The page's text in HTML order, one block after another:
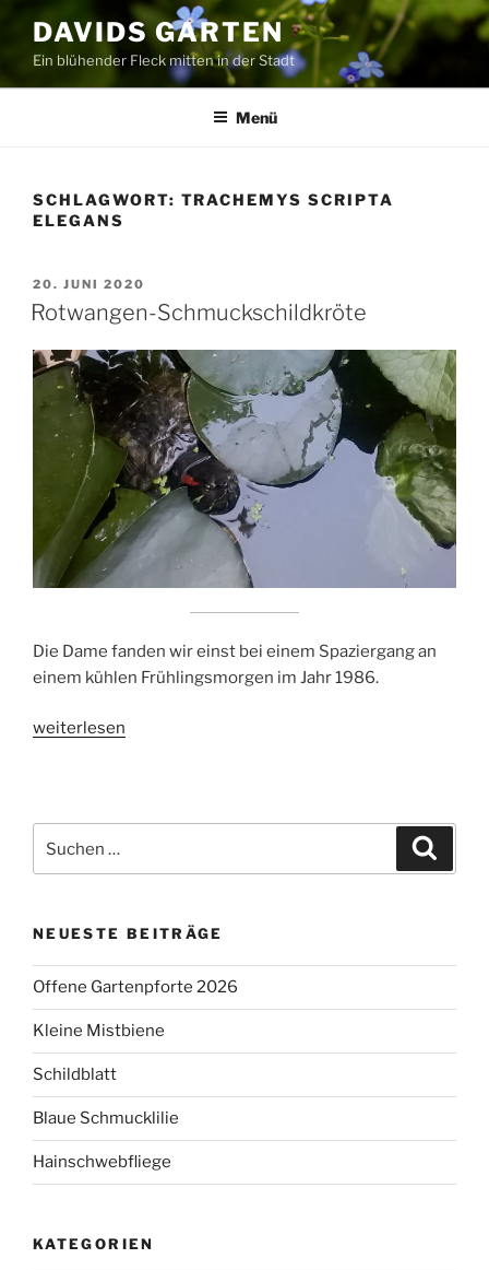
Inhalt
springen
DAVIDS GARTEN
Ein blühender Fleck mitten in der Stadt
Menü
SCHLAGWORT: TRACHEMYS SCRIPTA
ELEGANS
VERÖFFENTLICHT
AM
20. JUNI 2020
Rotwangen-Schmuckschildkröte
Die Dame fanden wir einst bei einem Spaziergang an
einem kühlen Frühlingsmorgen im Jahr 1986.
„Rotwangen-
weiterlesen
nach:
NEUESTE BEITRÄGE
Offene Gartenpforte 2026
Kleine Mistbiene
Schildblatt
Blaue Schmucklilie
Hainschwebfliege
KATEGORIEN